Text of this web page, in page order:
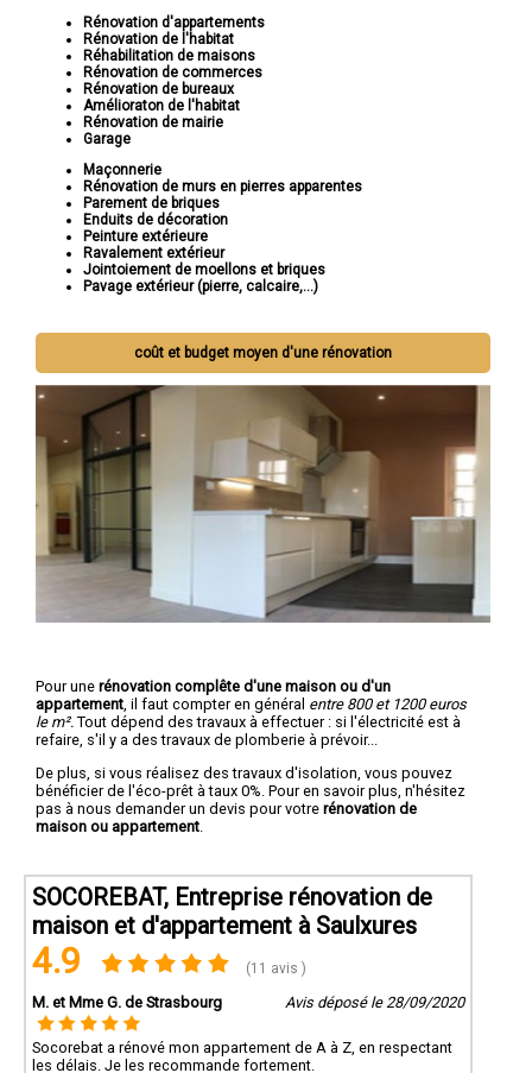
Rénovation d'appartements
Rénovation de l'habitat
Réhabilitation de maisons
Rénovation de commerces
Rénovation de bureaux
Amélioraton de l'habitat
Rénovation de mairie
Garage
Maçonnerie
Rénovation de murs en pierres apparentes
Parement de briques
Enduits de décoration
Peinture extérieure
Ravalement extérieur
Jointoiement de moellons et briques
Pavage extérieur (pierre, calcaire,...)
coût et budget moyen d'une rénovation
Pour une rénovation complête d'une maison ou d'un
appartement , il faut compter en général entre 800 et 1200 euros
le m². Tout dépend des travaux à effectuer : si l'électricité est à
refaire, s'il y a des travaux de plomberie à prévoir...
De plus, si vous réalisez des travaux d'isolation, vous pouvez
bénéficier de l'éco-prêt à taux 0%. Pour en savoir plus, n'hésitez
pas à nous demander un devis pour votre rénovation de
maison ou appartement
SOCOREBAT, Entreprise rénovation de
maison et d'appartement à Saulxures
4.9 (11 avis )
M. et Mme G. de Strasbourg Avis déposé le 28/09/2020
Socorebat a rénové mon appartement de A à Z, en respectant
les délais. Je les recommande fortement.